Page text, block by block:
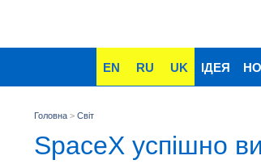
EN RU UK ІДЕЯ
Головна > Світ
SpaceX успішно